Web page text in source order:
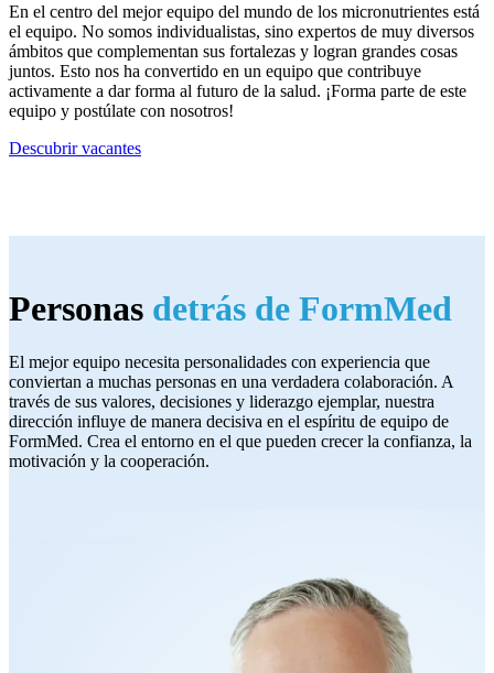
En el centro del mejor equipo del mundo de los micronutrientes está
el equipo. No somos individualistas, sino expertos de muy diversos
ámbitos que complementan sus fortalezas y logran grandes cosas
juntos. Esto nos ha convertido en un equipo que contribuye
activamente a dar forma al futuro de la salud. ¡Forma parte de este
equipo y postúlate con nosotros!
Descubrir vacantes
Personas detrás de FormMed
El mejor equipo necesita personalidades con experiencia que
conviertan a muchas personas en una verdadera colaboración. A
través de sus valores, decisiones y liderazgo ejemplar, nuestra
dirección influye de manera decisiva en el espíritu de equipo de
FormMed. Crea el entorno en el que pueden crecer la confianza, la
motivación y la cooperación.